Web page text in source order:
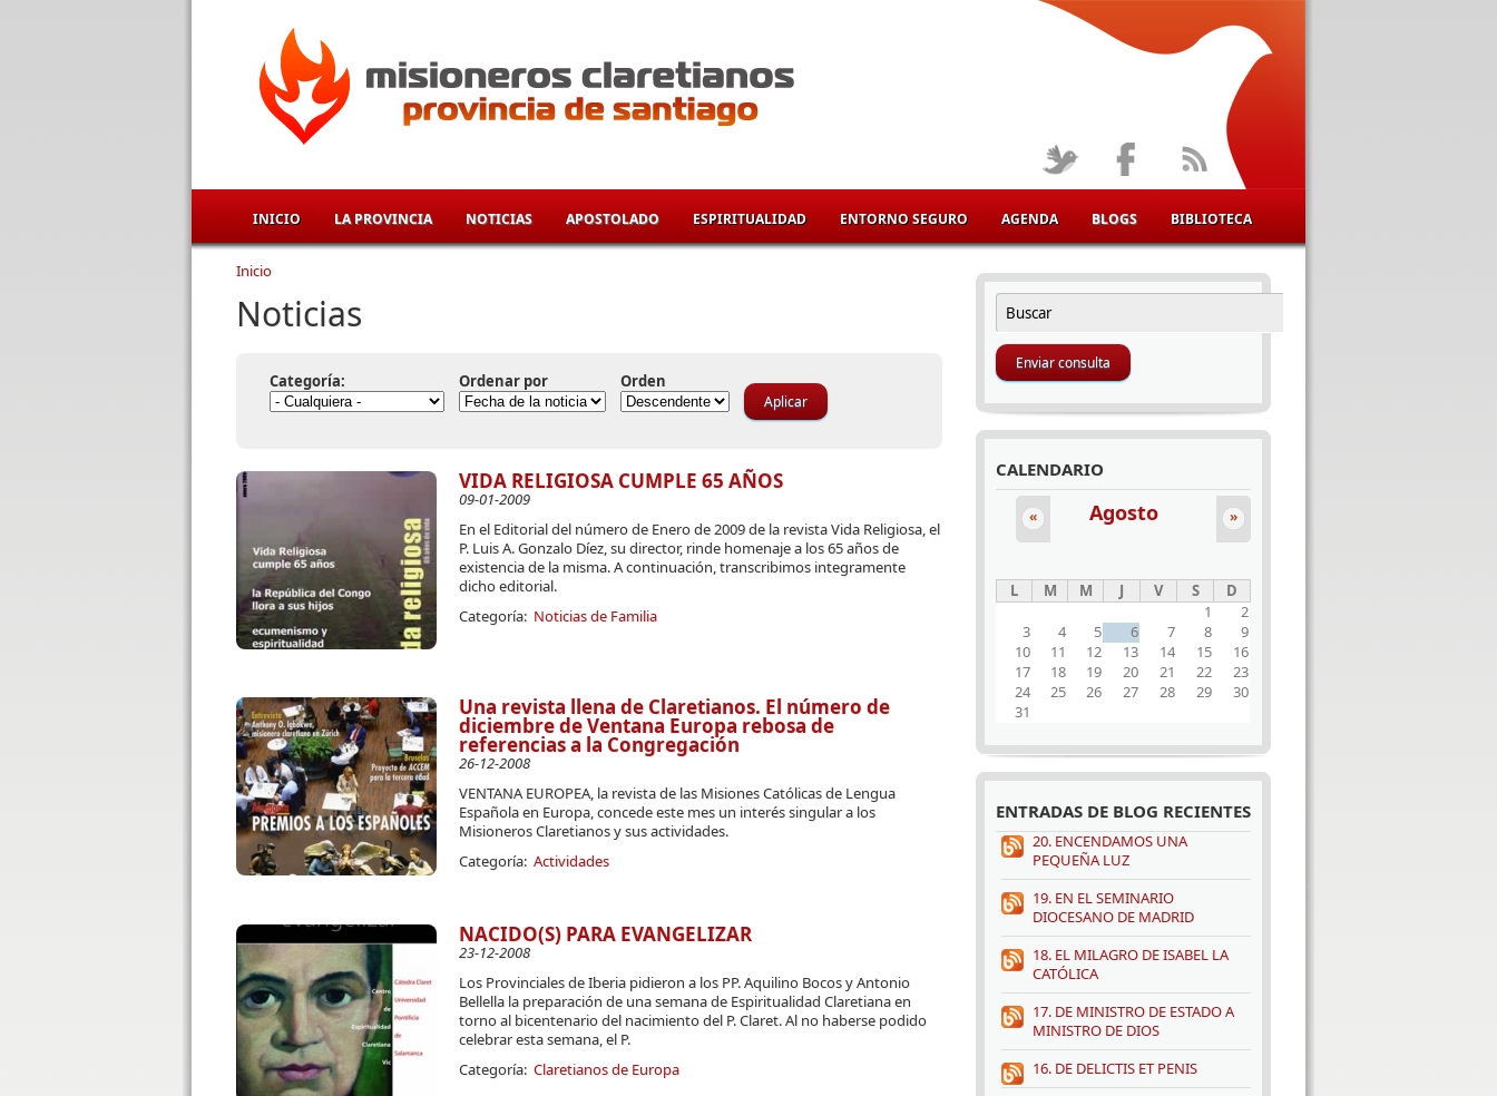
INICIO LA PROVINCIA NOTICIAS APOSTOLADO ESPIRITUALIDAD ENTORNO SEGURO AGENDA BLOGS BIBLIOTECA
Se encuentra usted aquí
Inicio
Noticias
Categoría: Ordenar por Orden
VIDA RELIGIOSA CUMPLE 65 AÑOS
09-01-2009
En el Editorial del número de Enero de 2009 de la revista Vida Religiosa, el
P. Luis A. Gonzalo Díez, su director, rinde homenaje a los 65 años de
existencia de la misma. A continuación, transcribimos integramente
dicho editorial.
Categoría: Noticias de Familia
Una revista llena de Claretianos. El número de
diciembre de Ventana Europa rebosa de
referencias a la Congregación
26-12-2008
VENTANA EUROPEA, la revista de las Misiones Católicas de Lengua
Española en Europa, concede este mes un interés singular a los
Misioneros Claretianos y sus actividades.
Categoría: Actividades
NACIDO(S) PARA EVANGELIZAR
23-12-2008
Los Provinciales de Iberia pidieron a los PP. Aquilino Bocos y Antonio
Bellella la preparación de una semana de Espiritualidad Claretiana en
torno al bicentenario del nacimiento del P. Claret. Al no haberse podido
celebrar esta semana, el P.
Categoría: Claretianos de Europa
FORMULARIO DE BÚSQUEDA
Buscar
CALENDARIO
Agosto
« »
L M M J V S
D
1
2
3
4 5 6 7 8
9
10
11 12 13 14 15
16
17
18 19 20 21 22
23
24
25 26 27 28 29
30
31
ENTRADAS DE BLOG RECIENTES
20. ENCENDAMOS UNA
PEQUEÑA LUZ
19. EN EL SEMINARIO
DIOCESANO DE MADRID
18. EL MILAGRO DE ISABEL LA
CATÓLICA
17. DE MINISTRO DE ESTADO A
MINISTRO DE DIOS
16. DE DELICTIS ET PENIS